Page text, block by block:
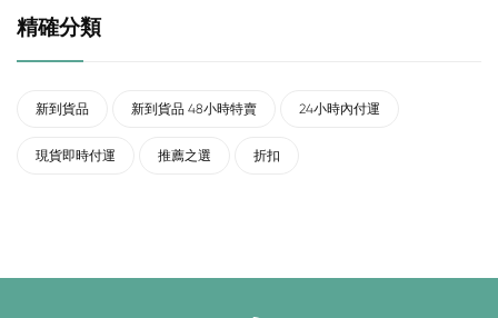
精確分類
新到貨品 新到貨品 48小時特賣 24小時內付運
現貨即時付運 推薦之選 折扣